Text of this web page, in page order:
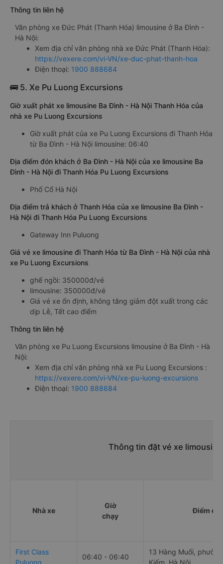
Thông tin liên hệ
Văn phòng xe Đức Phát (Thanh Hóa) limousine ở Ba Đình -
Hà Nội:
Xem địa chỉ văn phòng nhà xe Đức Phát (Thanh Hóa):
https://vexere.com/vi-VN/xe-duc-phat-thanh-hoa
Điện thoại: 1900 888684
🚌 5. Xe Pu Luong Excursions
Giờ xuất phát xe limousine Ba Đình - Hà Nội Thanh Hóa của
nhà xe Pu Luong Excursions
Giờ xuất phát của xe Pu Luong Excursions đi Thanh Hóa
từ Ba Đình - Hà Nội limousine: 06:40
Địa điểm đón khách ở Ba Đình - Hà Nội của xe limousine Ba
Đình - Hà Nội đi Thanh Hóa Pu Luong Excursions
Phố Cổ Hà Nội
Địa điểm trả khách ở Thanh Hóa của xe limousine Ba Đình -
Hà Nội đi Thanh Hóa Pu Luong Excursions
Gateway Inn Puluong
Giá vé xe limousine đi Thanh Hóa từ Ba Đình - Hà Nội của nhà
xe Pu Luong Excursions
ghế ngồi: 350000đ/vé
limousine: 350000đ/vé
Giá vé xe ổn định, không tăng giảm đột xuất trong các
dịp Lễ, Tết cao điểm
Thông tin liên hệ
Văn phòng xe Pu Luong Excursions limousine ở Ba Đình - Hà
Nội:
Xem địa chỉ văn phòng nhà xe Pu Luong Excursions :
https://vexere.com/vi-VN/xe-pu-luong-excursions
Điện thoại: 1900 888684
Thông tin đặt vé xe
Nhà xe
Giờ
chạy
Điểm đi
First Class
Puluong
06:40 - 06:40
13 Hàng Muối,
Kiếm, Hà Nội